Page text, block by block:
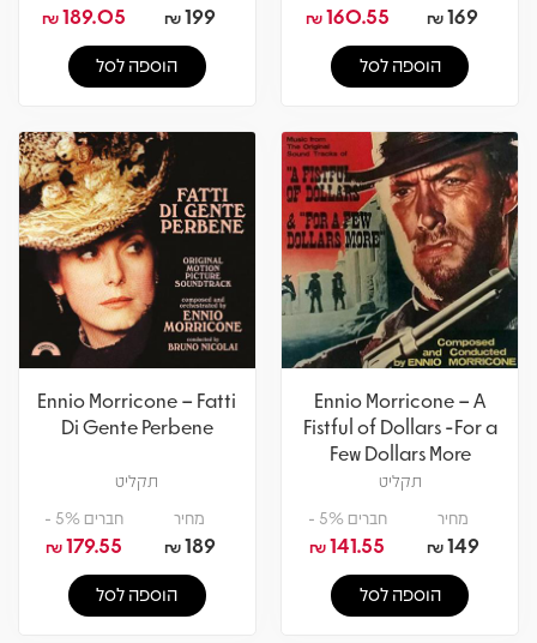
169
₪
160.55
₪
הוספה לסל
199
₪
189.05
₪
הוספה לסל
Ennio Morricone – A
Fistful of Dollars -For a
Few Dollars More
תקליט
מחיר
149
₪
חברים 5% -
141.55
₪
הוספה לסל
Ennio Morricone – Fatti
Di Gente Perbene
תקליט
מחיר
189
₪
חברים 5% -
179.55
₪
הוספה לסל